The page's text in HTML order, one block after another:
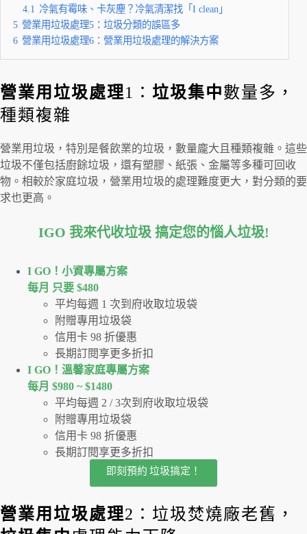
4.1 冷氣有霉味、卡灰塵？冷氣清潔找「I clean」
5 營業用垃圾處理5：垃圾分類的誤區多
6 營業用垃圾處理6：營業用垃圾處理的解決方案
營業用垃圾處理1： 垃圾集中數量多，
種類複雜
營業用垃圾，特別是餐飲業的垃圾，數量龐大且種類複雜。這些
垃圾不僅包括廚餘垃圾，還有塑膠、紙張、金屬等多種可回收
物。相較於家庭垃圾，營業用垃圾的處理難度更大，對分類的要
求也更高。
IGO 我來代收垃圾 搞定您的惱人垃圾!
I GO！⼩資專屬⽅案
每月 只要 $480
平均每週 1 次到府收取垃圾袋
附贈專用垃圾袋
信用卡 98 折優惠
長期訂閱享更多折扣
I GO！溫馨家庭專屬方案
每月 $980 ~ $1480
平均每週 2 / 3次到府收取垃圾袋
附贈專用垃圾袋
信用卡 98 折優惠
長期訂閱享更多折扣
即刻預約 垃圾搞定！
營業用垃圾處理2：垃圾焚燒廠老舊，